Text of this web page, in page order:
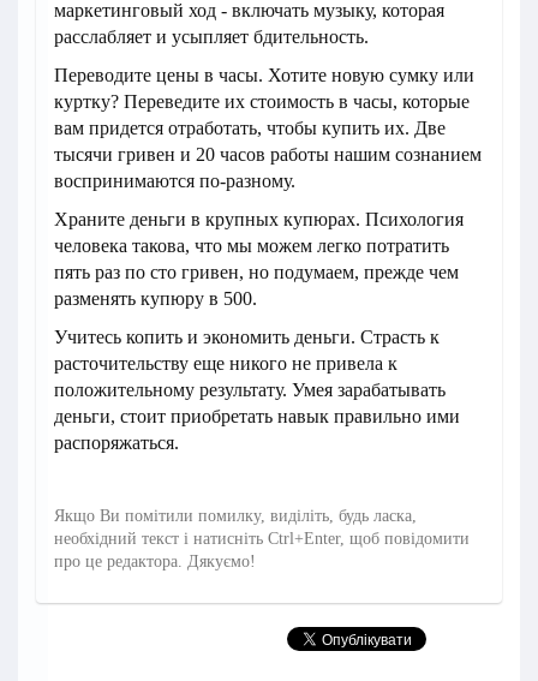
маркетинговый ход - включать музыку, которая
расслабляет и усыпляет бдительность.
Переводите цены в часы. Хотите новую сумку или
куртку? Переведите их стоимость в часы, которые
вам придется отработать, чтобы купить их. Две
тысячи гривен и 20 часов работы нашим сознанием
воспринимаются по-разному.
Храните деньги в крупных купюрах. Психология
человека такова, что мы можем легко потратить
пять раз по сто гривен, но подумаем, прежде чем
разменять купюру в 500.
Учитесь копить и экономить деньги. Страсть к
расточительству еще никого не привела к
положительному результату. Умея зарабатывать
деньги, стоит приобретать навык правильно ими
распоряжаться.
Якщо Ви помітили помилку, виділіть, будь ласка,
необхідний текст і натисніть Ctrl+Enter, щоб повідомити
про це редактора. Дякуємо!